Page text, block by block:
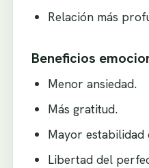
Relación más
Beneficios
Menor ansiedad.
Más gratitud.
Mayor estabilidad
Libertad del